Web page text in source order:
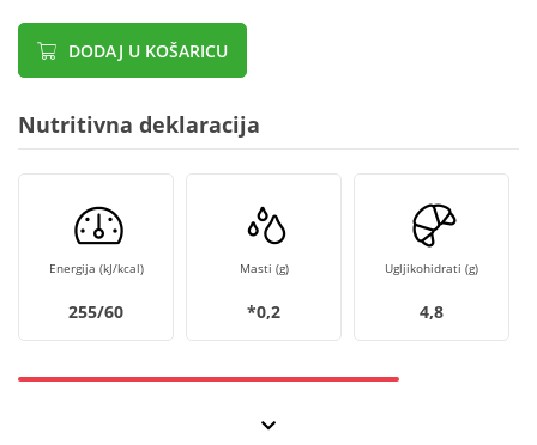
DODAJ U KOŠARICU
Nutritivna deklaracija
Energija (kJ/kcal)
255/60
Masti (g)
*0,2
Ugljikohidrati (g)
4,8